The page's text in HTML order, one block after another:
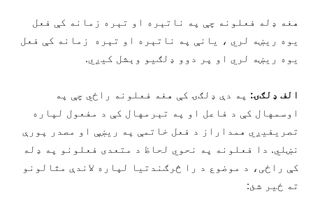
هغه ډله فعلونه چې په ناتېره او تېره زمانه کې فعل
یوه ريښه لري ، یانې په ناتېره او تېره زمانه کې فعل
یوه ريښه لري او پر دوو ډلګیو وېشل کیږي.
الف ډلګۍ: په دې ډلګۍ کې هغه فعلونه راځي چې په
اوسمهال کې د فاعل او په تېرمهال کې د مفعول لپاره
تصریفیږي همداراز د فعل خاتمې په ريښې او مصدر پورې
نښلي. دا فعلونه په نحوي لحاظ د متعدی فعلونو په ډله
کې راځی، د موضوع د را څرګندتیا لپاره لاندې مثالونو
ته ځیر شئ: